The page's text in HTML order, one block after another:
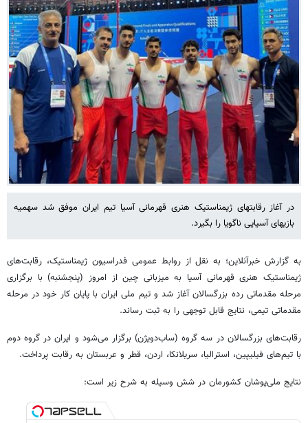
در آغاز رقابتهای ژیمناستیک هنری قهرمانی آسیا تیم ایران موفق شد سهمیه
بازیهای آسیایی ناگویا را بگیرد.
به گزارش خبرآنلاین؛ به نقل از روابط عمومی فدراسیون ژیمناستیک، رقابت‌های
ژیمناستیک هنری قهرمانی آسیا به میزبانی چین از امروز (پنجشنبه) با برگزاری
مرحله مقدماتی رده بزرگسالان آغاز شد و تیم ملی ایران با پایان کار خود در مرحله
مقدماتی تیمی، نتایج قابل توجهی را به ثبت رساند.
رقابت‌های بزرگسالان در سه گروه (ساب‌دویژن) برگزار می‌شود و ایران در گروه دوم
با تیم‌های فیلیپین، استرالیا، سریلانکا، اردن، قطر و عربستان به رقابت پرداخت.
نتایج ملی‌پوشان کشورمان در شش وسیله به شرح زیر است: